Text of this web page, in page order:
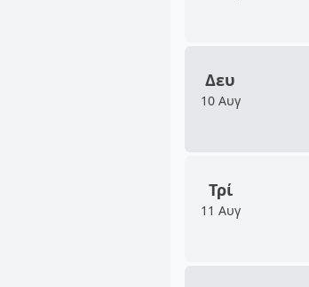
Δευ
10 Αυγ
Τρί
11 Αυγ